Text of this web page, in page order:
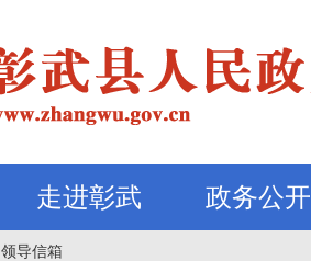
走进彰武 政务公开
领导信箱